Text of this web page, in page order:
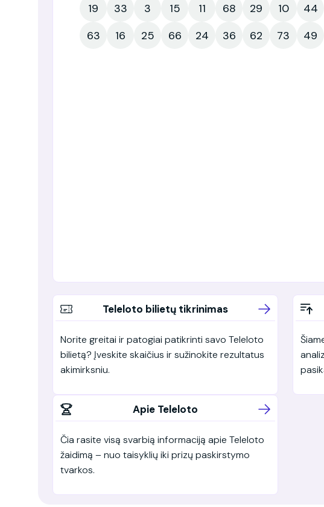
19 33 3 15 11 68 29 10 44
63
16 25 66 24 36 62 73 49
Teleloto bilietų tikrinimas
Norite greitai ir patogiai patikrinti savo Teleloto
bilietą? Įveskite skaičius ir sužinokite rezultatus
akimirksniu.
Apie Teleloto
Čia rasite visą svarbią informaciją apie Teleloto
žaidimą – nuo taisyklių iki prizų paskirstymo
tvarkos.